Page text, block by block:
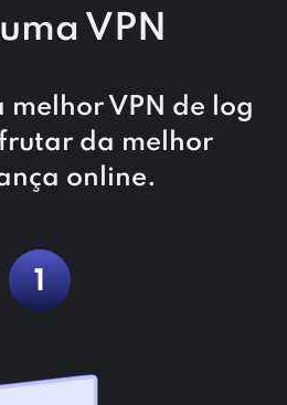
VPN
melhor VPN de log
da melhor
online.
1